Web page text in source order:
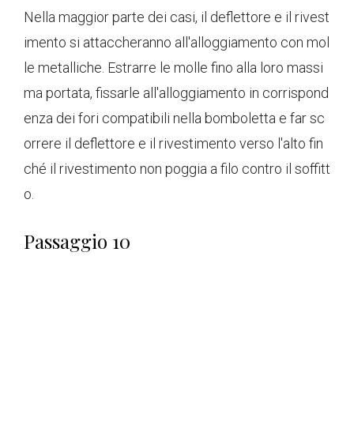
Nella maggior parte dei casi, il deflettore e il rivest
imento si attaccheranno all'alloggiamento con mol
le metalliche. Estrarre le molle fino alla loro massi
ma portata, fissarle all'alloggiamento in corrispond
enza dei fori compatibili nella bomboletta e far sc
orrere il deflettore e il rivestimento verso l'alto fin
ché il rivestimento non poggia a filo contro il soffitt
o.
Passaggio 10